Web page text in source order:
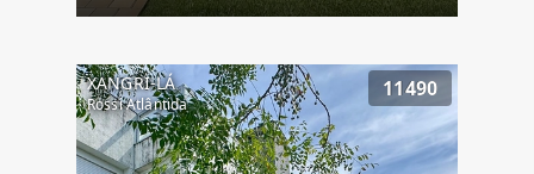
XANGRI-LÁ
Rossi Atlântida
11490